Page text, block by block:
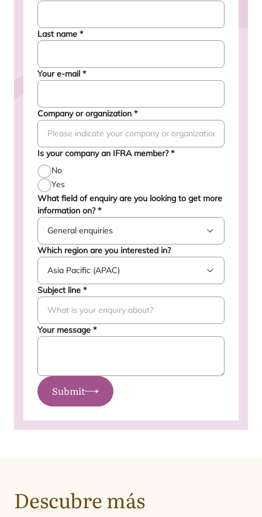
Last name *
Your e-mail *
Company or organization *
Is your company an IFRA member?*
No
Yes
What field of enquiry are you looking to get more
information on?*
Which region are you interested in?
Subject line *
Your message *
Submit
Descubre más